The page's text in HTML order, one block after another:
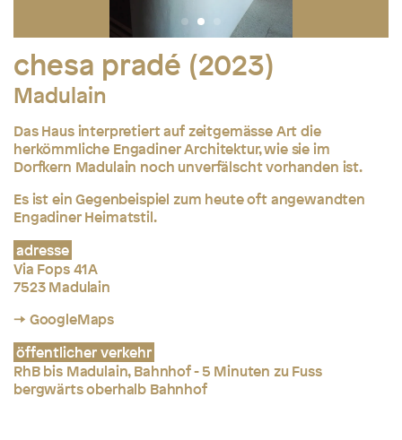
chesa pradé (2023)
Madulain
Das Haus interpretiert auf zeitgemässe Art die
herkömmliche Engadiner Architektur, wie sie im
Dorfkern Madulain noch unverfälscht vorhanden ist.
Es ist ein Gegenbeispiel zum heute oft angewandten
Engadiner Heimatstil.
adresse
Via Fops 41A
7523 Madulain
→ GoogleMaps
öffentlicher verkehr
RhB bis Madulain, Bahnhof - 5 Minuten zu Fuss
bergwärts oberhalb Bahnhof